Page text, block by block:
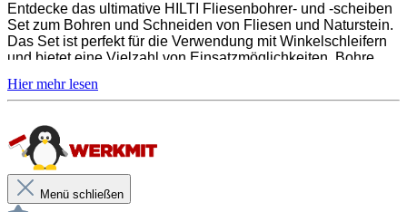
Entdecke das ultimative HILTI Fliesenbohrer- und -scheiben
Set zum Bohren und Schneiden von Fliesen und Naturstein.
Das Set ist perfekt für die Verwendung mit Winkelschleifern
und bietet eine Vielzahl von Einsatzmöglichkeiten. Bohre
Steckdosen oder Lichtspots und Kabel. Das Set enthält
Fliesenbohrer und Diamantscheiben für Weich- und
Hartfliesen. Perfekt für Profis und Heimwerker.
Lieferumfang:
1x Trennscheibe DC-D SPX 125 Hartfliesen
Menü schließen